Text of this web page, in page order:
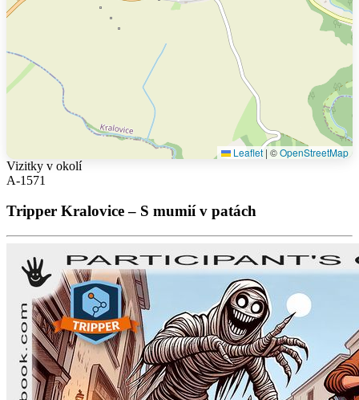
Leaflet | ©OpenStreetMap
Vizitky v okolí
A-1571
Tripper Kralovice – S mumií v patách